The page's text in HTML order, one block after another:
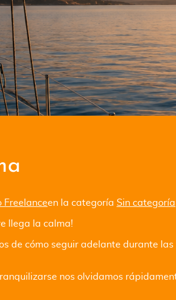
Freelanceen la categoría Sin categoría
llega la calma!
de cómo seguir adelante durante
nos olvidamos